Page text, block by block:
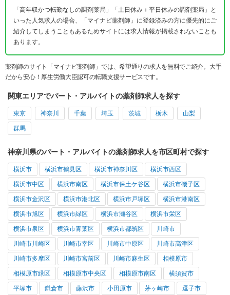
「高年収かつ転勤なしの調剤薬局」「土日休み＋平日休みの調剤薬局」と
いった人気求人の場合、「マイナビ薬剤師」に登録済みの方に優先的にご
紹介してしまうこともあるためサイトには求人情報が掲載されないことも
あります。
薬剤師のサイト「マイナビ薬剤師」では、希望通りの求人を無料でご紹介。大手
だから安心！厚生労働大臣認可の転職支援サービスです。
関東エリアでパート・アルバイトの薬剤師求人を探す
東京 神奈川 千葉 埼玉 茨城 栃木 山梨
群馬
神奈川県のパート・アルバイトの薬剤師求人を市区町村で探す
横浜市 横浜市鶴見区 横浜市神奈川区 横浜市西区
横浜市中区 横浜市南区 横浜市保土ケ谷区 横浜市磯子区
横浜市金沢区 横浜市港北区 横浜市戸塚区 横浜市港南区
横浜市旭区 横浜市緑区 横浜市瀬谷区 横浜市栄区
横浜市泉区 横浜市青葉区 横浜市都筑区 川崎市
川崎市川崎区 川崎市幸区 川崎市中原区 川崎市高津区
川崎市多摩区 川崎市宮前区 川崎市麻生区 相模原市
相模原市緑区 相模原市中央区 相模原市南区 横須賀市
平塚市 鎌倉市 藤沢市 小田原市 茅ヶ崎市 逗子市